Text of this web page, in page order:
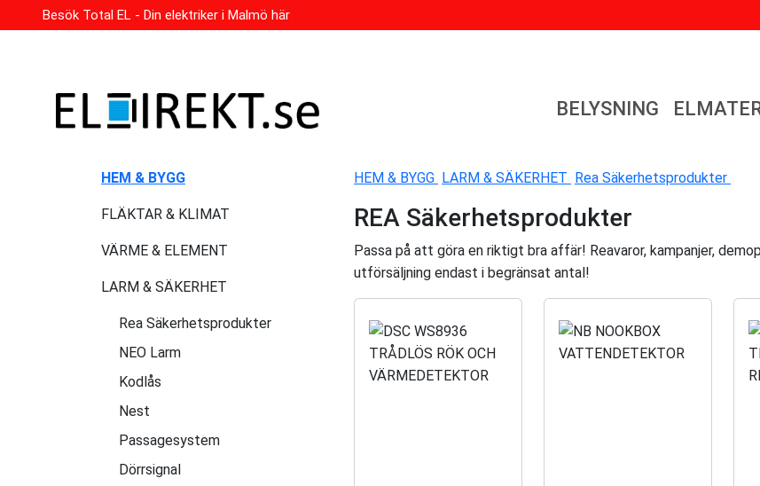
Besök Total EL - Din elektriker i Malmö här
BELYSNING
HEM & BYGG
FLÄKTAR & KLIMAT
VÄRME & ELEMENT
LARM & SÄKERHET
Rea Säkerhetsprodukter
NEO Larm
Kodlås
Nest
Passagesystem
Dörrsignal
HEM & BYGG LARM & SÄKERHET Rea Säkerhetsprodukter
REA Säkerhetsprodukter
Passa på att göra en riktigt bra affär! Reavaror, kampanjer,
utförsäljning endast i begränsat antal!